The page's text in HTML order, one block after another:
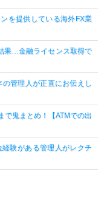
を提供している海外FX業
果…金融ライセンス取得で
の管理人が正直にお伝えし
で鬼まとめ！【ATMでの出
経験がある管理人がレクチ